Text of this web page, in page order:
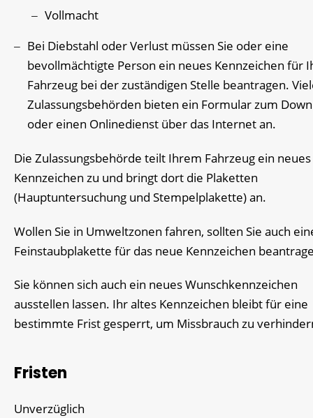
Vollmacht
Bei Diebstahl oder Verlust müssen Sie oder eine
bevollmächtigte Person ein neues Kennzeichen für
Fahrzeug bei der zuständigen Stelle beantragen.
Zulassungsbehörden bieten ein Formular zum
oder einen Onlinedienst über das Internet an.
Die Zulassungsbehörde teilt Ihrem Fahrzeug ein neues
Kennzeichen zu und bringt dort die Plaketten
(Hauptuntersuchung und Stempelplakette) an.
Wollen Sie in Umweltzonen fahren, sollten Sie auch
Feinstaubplakette für das neue Kennzeichen
Sie können sich auch ein neues Wunschkennzeichen
ausstellen lassen. Ihr altes Kennzeichen bleibt für eine
bestimmte Frist gesperrt, um Missbrauch zu
Fristen
Unverzüglich